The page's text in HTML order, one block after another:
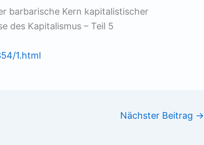
barbarische Kern kapitalistischer
des Kapitalismus – Teil 5
1.html
Nächster Beitrag →